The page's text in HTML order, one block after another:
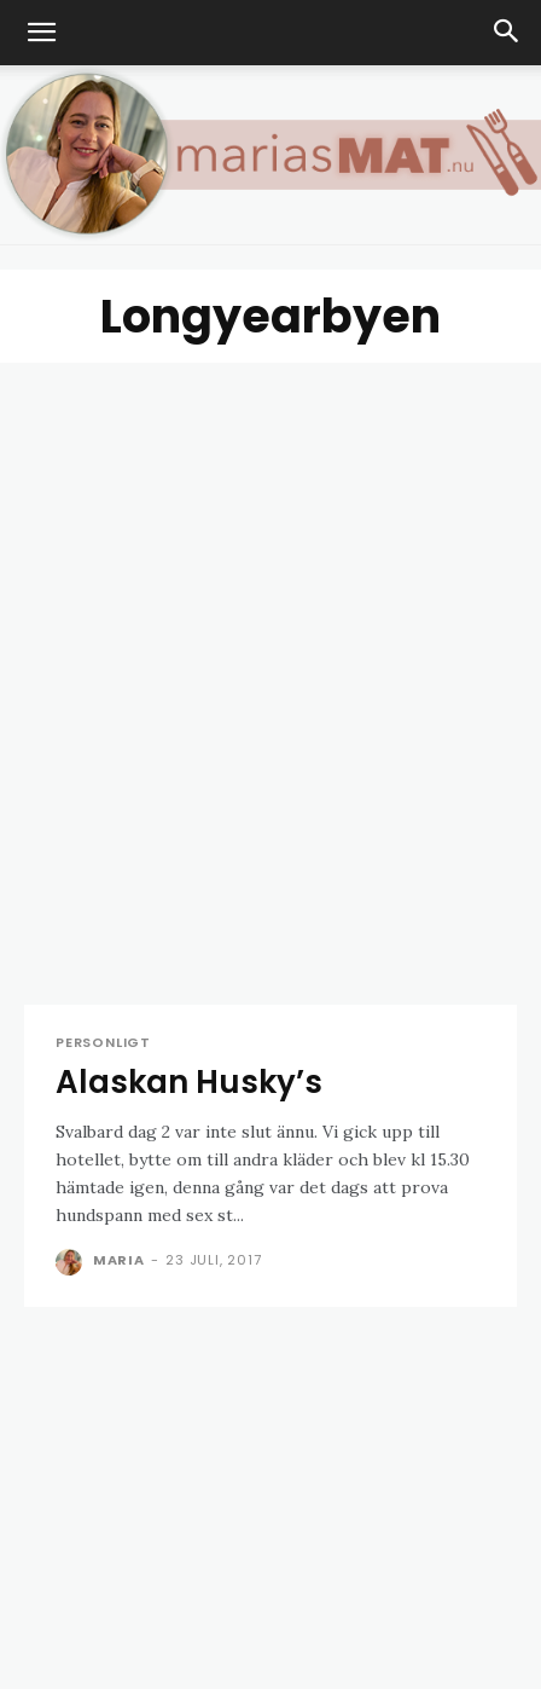
Longyearbyen
PERSONLIGT
Alaskan Husky’s
Svalbard dag 2 var inte slut ännu. Vi gick upp till
hotellet, bytte om till andra kläder och blev kl 15.30
hämtade igen, denna gång var det dags att prova
hundspann med sex st...
MARIA - 23 JULI, 2017